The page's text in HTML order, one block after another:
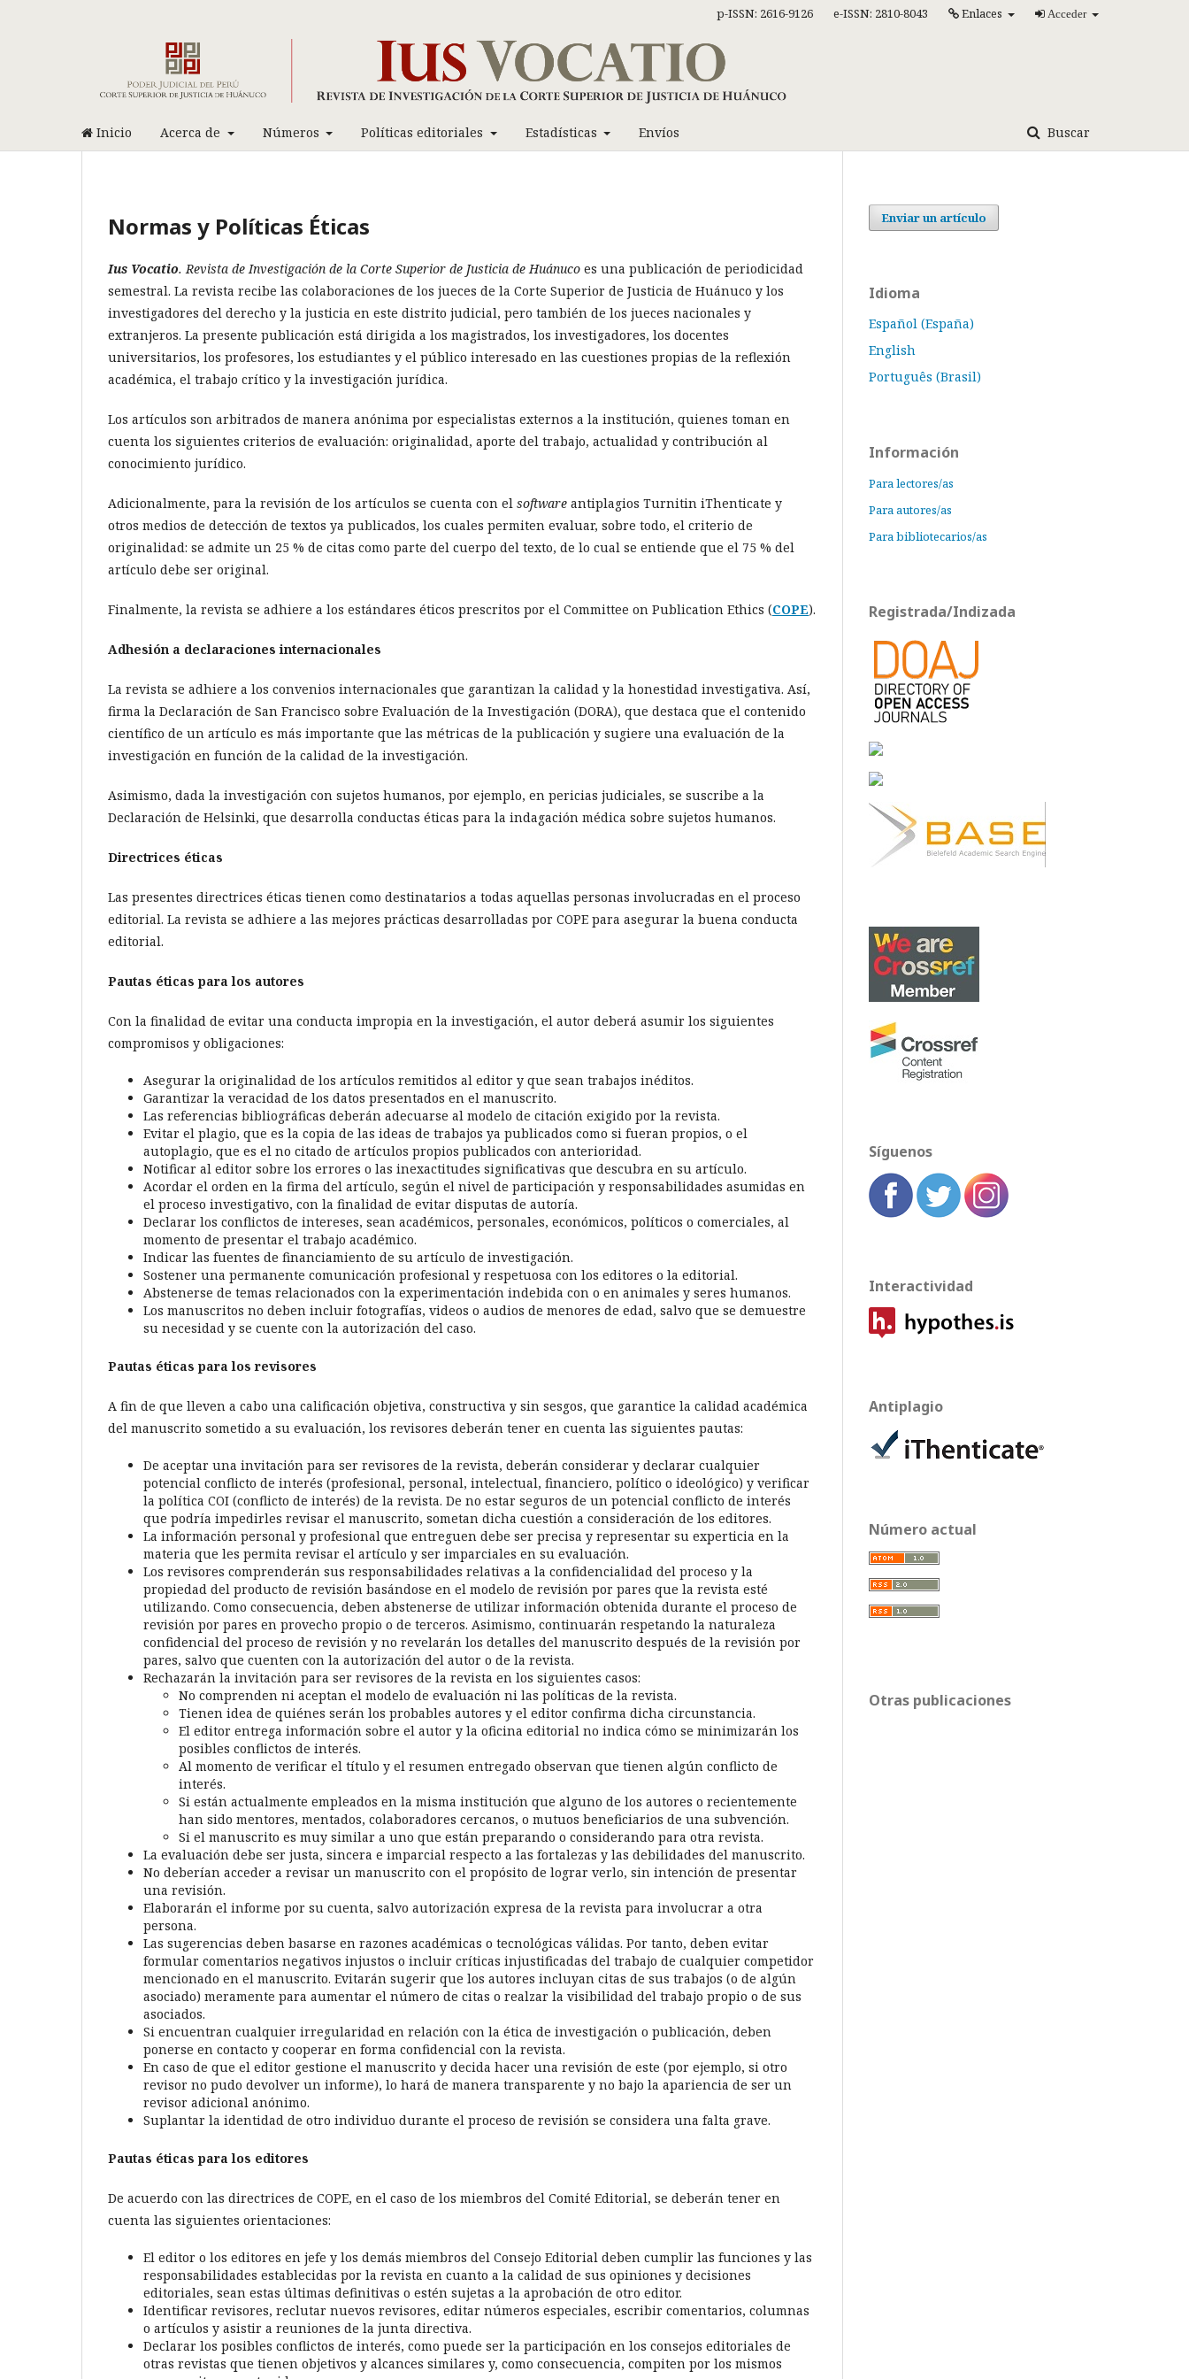
Inicio Acerca de Números Políticas editoriales Estadísticas Envíos Buscar
p-ISSN: 2616-9126 e-ISSN: 2810-8043 Enlaces Acceder
Normas y Políticas Éticas
Ius Vocatio. Revista de Investigación de la Corte Superior de Justicia de Huánuco es una publicación de periodicidad
semestral. La revista recibe las colaboraciones de los jueces de la Corte Superior de Justicia de Huánuco y los
investigadores del derecho y la justicia en este distrito judicial, pero también de los jueces nacionales y
extranjeros. La presente publicación está dirigida a los magistrados, los investigadores, los docentes
universitarios, los profesores, los estudiantes y el público interesado en las cuestiones propias de la reflexión
académica, el trabajo crítico y la investigación jurídica.
Los artículos son arbitrados de manera anónima por especialistas externos a la institución, quienes toman en
cuenta los siguientes criterios de evaluación: originalidad, aporte del trabajo, actualidad y contribución al
conocimiento jurídico.
Adicionalmente, para la revisión de los artículos se cuenta con el software antiplagios Turnitin iThenticate y
otros medios de detección de textos ya publicados, los cuales permiten evaluar, sobre todo, el criterio de
originalidad: se admite un 25 % de citas como parte del cuerpo del texto, de lo cual se entiende que el 75 % del
artículo debe ser original.
Finalmente, la revista se adhiere a los estándares éticos prescritos por el Committee on Publication Ethics (COPE).
Adhesión a declaraciones internacionales
La revista se adhiere a los convenios internacionales que garantizan la calidad y la honestidad investigativa. Así,
firma la Declaración de San Francisco sobre Evaluación de la Investigación (DORA), que destaca que el contenido
científico de un artículo es más importante que las métricas de la publicación y sugiere una evaluación de la
investigación en función de la calidad de la investigación.
Asimismo, dada la investigación con sujetos humanos, por ejemplo, en pericias judiciales, se suscribe a la
Declaración de Helsinki, que desarrolla conductas éticas para la indagación médica sobre sujetos humanos.
Directrices éticas
Las presentes directrices éticas tienen como destinatarios a todas aquellas personas involucradas en el proceso
editorial. La revista se adhiere a las mejores prácticas desarrolladas por COPE para asegurar la buena conducta
editorial.
Pautas éticas para los autores
Con la finalidad de evitar una conducta impropia en la investigación, el autor deberá asumir los siguientes
compromisos y obligaciones:
Asegurar la originalidad de los artículos remitidos al editor y que sean trabajos inéditos.
Garantizar la veracidad de los datos presentados en el manuscrito.
Las referencias bibliográficas deberán adecuarse al modelo de citación exigido por la revista.
Evitar el plagio, que es la copia de las ideas de trabajos ya publicados como si fueran propios, o el
autoplagio, que es el no citado de artículos propios publicados con anterioridad.
Notificar al editor sobre los errores o las inexactitudes significativas que descubra en su artículo.
Acordar el orden en la firma del artículo, según el nivel de participación y responsabilidades asumidas en
el proceso investigativo, con la finalidad de evitar disputas de autoría.
Declarar los conflictos de intereses, sean académicos, personales, económicos, políticos o comerciales, al
momento de presentar el trabajo académico.
Indicar las fuentes de financiamiento de su artículo de investigación.
Sostener una permanente comunicación profesional y respetuosa con los editores o la editorial.
Abstenerse de temas relacionados con la experimentación indebida con o en animales y seres humanos.
Los manuscritos no deben incluir fotografías, videos o audios de menores de edad, salvo que se demuestre
su necesidad y se cuente con la autorización del caso.
Pautas éticas para los revisores
A fin de que lleven a cabo una calificación objetiva, constructiva y sin sesgos, que garantice la calidad académica
del manuscrito sometido a su evaluación, los revisores deberán tener en cuenta las siguientes pautas:
De aceptar una invitación para ser revisores de la revista, deberán considerar y declarar cualquier
potencial conflicto de interés (profesional, personal, intelectual, financiero, político o ideológico) y verificar
la política COI (conflicto de interés) de la revista. De no estar seguros de un potencial conflicto de interés
que podría impedirles revisar el manuscrito, sometan dicha cuestión a consideración de los editores.
La información personal y profesional que entreguen debe ser precisa y representar su experticia en la
materia que les permita revisar el artículo y ser imparciales en su evaluación.
Los revisores comprenderán sus responsabilidades relativas a la confidencialidad del proceso y la
propiedad del producto de revisión basándose en el modelo de revisión por pares que la revista esté
utilizando. Como consecuencia, deben abstenerse de utilizar información obtenida durante el proceso de
revisión por pares en provecho propio o de terceros. Asimismo, continuarán respetando la naturaleza
confidencial del proceso de revisión y no revelarán los detalles del manuscrito después de la revisión por
pares, salvo que cuenten con la autorización del autor o de la revista.
Rechazarán la invitación para ser revisores de la revista en los siguientes casos:
No comprenden ni aceptan el modelo de evaluación ni las políticas de la revista.
Tienen idea de quiénes serán los probables autores y el editor confirma dicha circunstancia.
El editor entrega información sobre el autor y la oficina editorial no indica cómo se minimizarán los
posibles conflictos de interés.
Al momento de verificar el título y el resumen entregado observan que tienen algún conflicto de
interés.
Si están actualmente empleados en la misma institución que alguno de los autores o recientemente
han sido mentores, mentados, colaboradores cercanos, o mutuos beneficiarios de una subvención.
Si el manuscrito es muy similar a uno que están preparando o considerando para otra revista.
La evaluación debe ser justa, sincera e imparcial respecto a las fortalezas y las debilidades del manuscrito.
No deberían acceder a revisar un manuscrito con el propósito de lograr verlo, sin intención de presentar
una revisión.
Elaborarán el informe por su cuenta, salvo autorización expresa de la revista para involucrar a otra
persona.
Las sugerencias deben basarse en razones académicas o tecnológicas válidas. Por tanto, deben evitar
formular comentarios negativos injustos o incluir críticas injustificadas del trabajo de cualquier competidor
mencionado en el manuscrito. Evitarán sugerir que los autores incluyan citas de sus trabajos (o de algún
asociado) meramente para aumentar el número de citas o realzar la visibilidad del trabajo propio o de sus
asociados.
Si encuentran cualquier irregularidad en relación con la ética de investigación o publicación, deben
ponerse en contacto y cooperar en forma confidencial con la revista.
En caso de que el editor gestione el manuscrito y decida hacer una revisión de este (por ejemplo, si otro
revisor no pudo devolver un informe), lo hará de manera transparente y no bajo la apariencia de ser un
revisor adicional anónimo.
Suplantar la identidad de otro individuo durante el proceso de revisión se considera una falta grave.
Pautas éticas para los editores
De acuerdo con las directrices de COPE, en el caso de los miembros del Comité Editorial, se deberán tener en
cuenta las siguientes orientaciones:
El editor o los editores en jefe y los demás miembros del Consejo Editorial deben cumplir las funciones y las
responsabilidades establecidas por la revista en cuanto a la calidad de sus opiniones y decisiones
editoriales, sean estas últimas definitivas o estén sujetas a la aprobación de otro editor.
Identificar revisores, reclutar nuevos revisores, editar números especiales, escribir comentarios, columnas
o artículos y asistir a reuniones de la junta directiva.
Declarar los posibles conflictos de interés, como puede ser la participación en los consejos editoriales de
otras revistas que tienen objetivos y alcances similares y, como consecuencia, compiten por los mismos
Enviar un artículo
Idioma
Español (España)
English
Português (Brasil)
Información
Para lectores/as
Para autores/as
Para bibliotecarios/as
Registrada/Indizada
Síguenos
Interactividad
Antiplagio
Número actual
Otras publicaciones